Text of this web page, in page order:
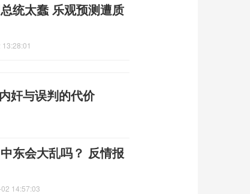
统太蠢 乐观预测遭质
奸与误判的代价
东会大乱吗？ 反情报
14:57:03